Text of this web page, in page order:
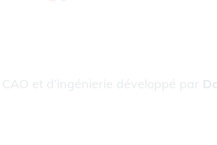
et d’ingénierie développé par